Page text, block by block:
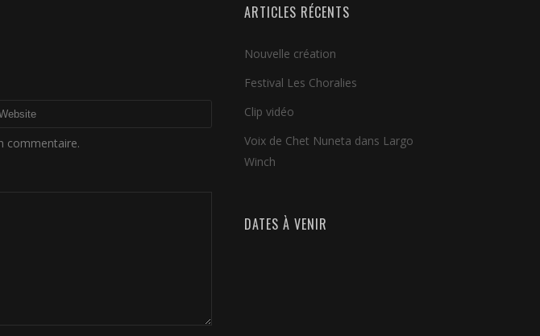
commentaire.
ARTICLES RÉCENTS
Nouvelle création
Festival Les Choralies
Clip vidéo
Voix de Chet Nuneta dans Largo
Winch
DATES À VENIR